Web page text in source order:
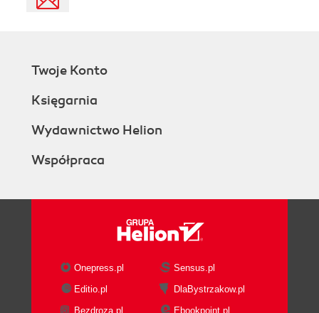
Twoje Konto
Księgarnia
Wydawnictwo Helion
Współpraca
Onepress.pl
Sensus.pl
Editio.pl
DlaBystrzakow.pl
Bezdroza.pl
Ebookpoint.pl